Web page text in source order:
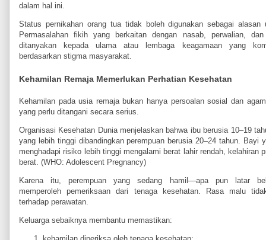
dalam hal ini.
Status pernikahan orang tua tidak boleh digunakan sebagai alasan
Permasalahan fikih yang berkaitan dengan nasab, perwalian,
ditanyakan kepada ulama atau lembaga keagamaan yang
berdasarkan stigma masyarakat.
Kehamilan Remaja Memerlukan Perhatian Kesehatan
Kehamilan pada usia remaja bukan hanya persoalan sosial dan
yang perlu ditangani secara serius.
Organisasi Kesehatan Dunia menjelaskan bahwa ibu berusia 10–19
yang lebih tinggi dibandingkan perempuan berusia 20–24 tahun. Bayi
menghadapi risiko lebih tinggi mengalami berat lahir rendah, kelahiran
berat. (WHO: Adolescent Pregnancy)
Karena itu, perempuan yang sedang hamil—apa pun latar
memperoleh pemeriksaan dari tenaga kesehatan. Rasa malu
terhadap perawatan.
Keluarga sebaiknya membantu memastikan: